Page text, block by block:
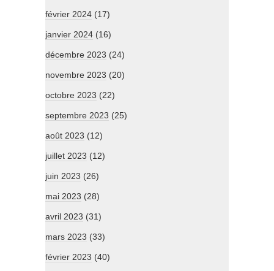
février 2024 (17)
janvier 2024 (16)
décembre 2023 (24)
novembre 2023 (20)
octobre 2023 (22)
septembre 2023 (25)
août 2023 (12)
juillet 2023 (12)
juin 2023 (26)
mai 2023 (28)
avril 2023 (31)
mars 2023 (33)
février 2023 (40)